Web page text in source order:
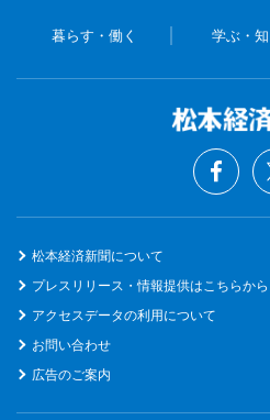
暮らす・働く 学ぶ・
松本経済新聞について
プレスリリース・情報提供はこちらから
アクセスデータの利用について
お問い合わせ
広告のご案内